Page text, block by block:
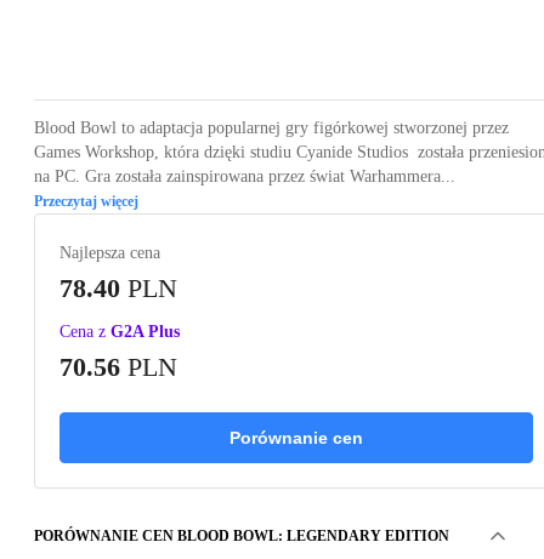
Blood Bowl to adaptacja popularnej gry figórkowej stworzonej przez
Games Workshop, która dzięki studiu Cyanide Studios została
na PC. Gra została zainspirowana przez świat Warhammera...
Przeczytaj więcej
Najlepsza cena
78.40 PLN
Cena z G2A Plus
70.56 PLN
Porównanie cen
PORÓWNANIE CEN BLOOD BOWL: LEGENDARY EDITION